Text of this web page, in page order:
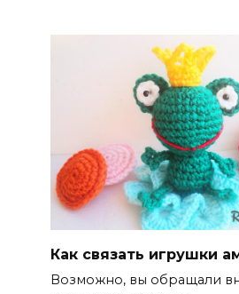
Как связать игрушки
Возможно, вы обращали